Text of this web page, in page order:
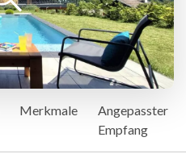
Merkmale
Angepasster
Empfang